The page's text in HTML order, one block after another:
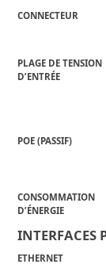
CONNECTEUR
PLAGE DE TENSION
D’ENTRÉE
POE (PASSIF)
CONSOMMATION
D’ÉNERGIE
INTERFACES
ETHERNET